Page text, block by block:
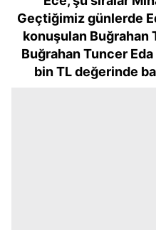
Geçtiğimiz günlerde
konuşulan Buğrahan
Buğrahan Tuncer
bin TL değerinde